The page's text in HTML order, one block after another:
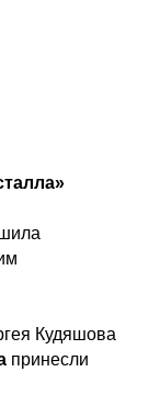
Кудяшова
принесли